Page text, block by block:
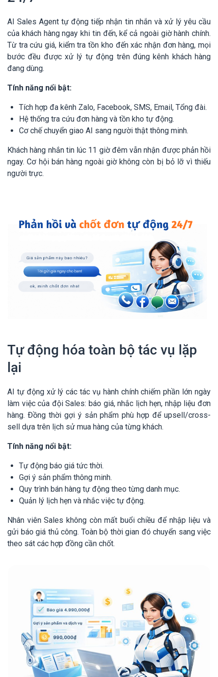
AI Sales Agent tự động tiếp nhận tin nhắn và xử lý yêu cầu
của khách hàng ngay khi tin đến, kể cả ngoài giờ hành chính.
Từ tra cứu giá, kiểm tra tồn kho đến xác nhận đơn hàng, mọi
bước đều được xử lý tự động trên đúng kênh khách hàng
đang dùng.
Tính năng nổi bật:
Tích hợp đa kênh Zalo, Facebook, SMS, Email, Tổng đài.
Hệ thống tra cứu đơn hàng và tồn kho tự động.
Cơ chế chuyển giao AI sang người thật thông minh.
Khách hàng nhắn tin lúc 11 giờ đêm vẫn nhận được phản hồi
ngay. Cơ hội bán hàng ngoài giờ không còn bị bỏ lỡ vì thiếu
người trực.
Tự động hóa toàn bộ tác vụ lặp
lại
AI tự động xử lý các tác vụ hành chính chiếm phần lớn ngày
làm việc của đội Sales: báo giá, nhắc lịch hẹn, nhập liệu đơn
hàng. Đồng thời gợi ý sản phẩm phù hợp để upsell/cross-
sell dựa trên lịch sử mua hàng của từng khách.
Tính năng nổi bật:
Tự động báo giá tức thời.
Gợi ý sản phẩm thông minh.
Quy trình bán hàng tự động theo từng danh mục.
Quản lý lịch hẹn và nhắc việc tự động.
Nhân viên Sales không còn mất buổi chiều để nhập liệu và
gửi báo giá thủ công. Toàn bộ thời gian đó chuyển sang việc
theo sát các hợp đồng cần chốt.